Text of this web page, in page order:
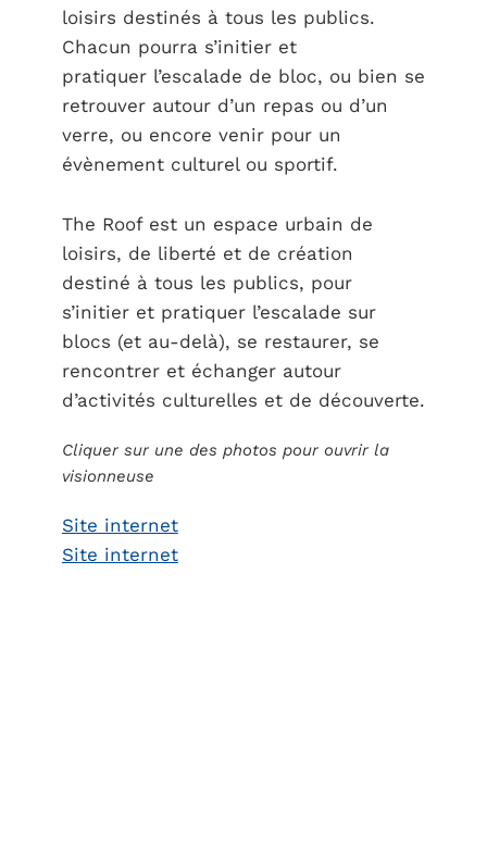
loisirs destinés à tous les publics.
Chacun pourra s’initier et
pratiquer l’escalade de bloc, ou bien se
retrouver autour d’un repas ou d’un
verre, ou encore venir pour un
évènement culturel ou sportif.
The Roof est un espace urbain de
loisirs, de liberté et de création
destiné à tous les publics, pour
s’initier et pratiquer l’escalade sur
blocs (et au-delà), se restaurer, se
rencontrer et échanger autour
d’activités culturelles et de découverte.
Cliquer sur une des photos pour ouvrir la
visionneuse
Site internet
Site internet